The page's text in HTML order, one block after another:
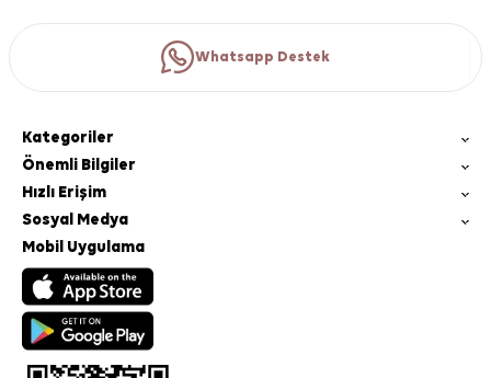
Whatsapp Destek
Kategoriler
Önemli Bilgiler
Hızlı Erişim
Sosyal Medya
Mobil Uygulama